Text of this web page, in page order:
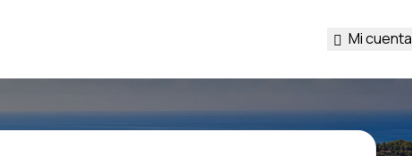
Mi cuenta